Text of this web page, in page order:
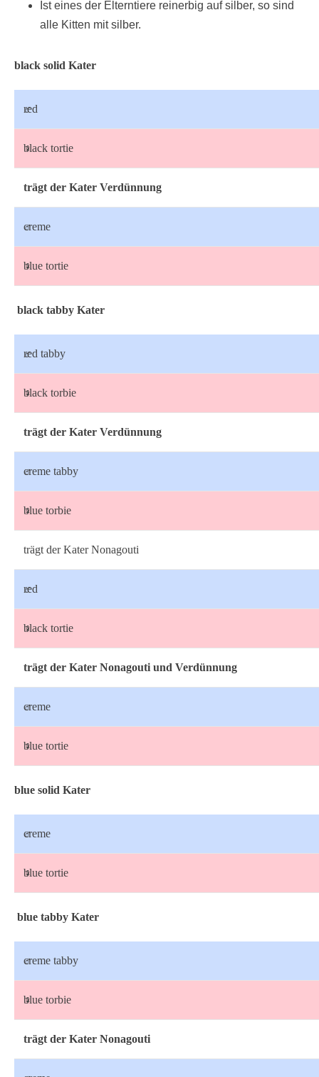
Ist eines der Elterntiere reinerbig auf silber, so sind
alle Kitten mit silber.
black solid Kater
♂
red
♀
black tortie
trägt der Kater Verdünnung
♂
creme
♀
blue tortie
black tabby Kater
♂
red tabby
♀
black torbie
trägt der Kater Verdünnung
♂
creme tabby
♀
blue torbie
trägt der Kater Nonagouti
♂
red
♀
black tortie
trägt der Kater Nonagouti und Verdünnung
♂
creme
♀
blue tortie
blue solid Kater
♂
creme
♀
blue tortie
blue tabby Kater
♂
creme tabby
♀
blue torbie
trägt der Kater Nonagouti